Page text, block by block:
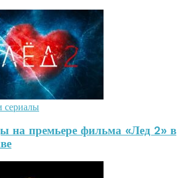
сериалы
на премьере фильма «Лед 2» в